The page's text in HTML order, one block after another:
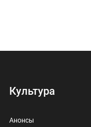
Культура
Анонсы